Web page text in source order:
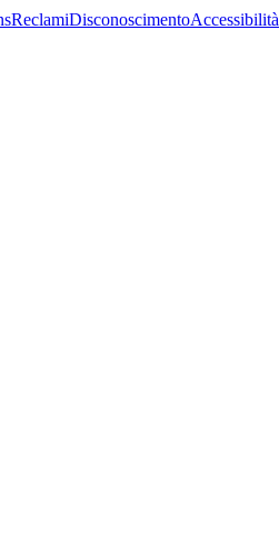
ReclamiDisconoscimentoAccessibilità